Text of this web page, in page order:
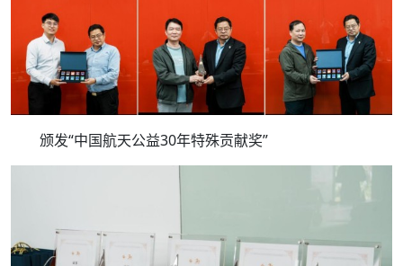
颁发“中国航天公益30年特殊贡献奖”